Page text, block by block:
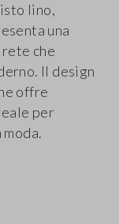
lino,
una
che
Il design
offre
per